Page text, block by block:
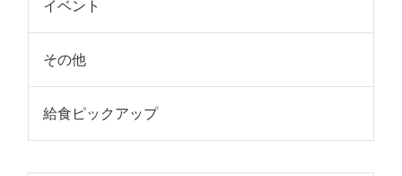
イベント
その他
給食ピックアップ